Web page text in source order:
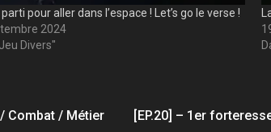
pour aller dans l’espace ! Let’s go le verse !
2024
Divers"
Combat / Métier
[EP.20] – 1er